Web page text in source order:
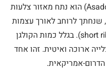
נתח אסאדו (Asado) הוא נתח מאזור צלעות
שנחתך לרוחב לאורך עצמות
הצלע (asado de tira, ובאנגלית short ribs). בגלל כמות הקולגן
ארוכה ואיטית. זהו אחד
אמריקאית.